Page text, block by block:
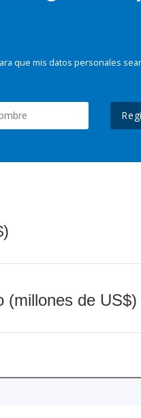
que mis datos personales
(millones de US$)